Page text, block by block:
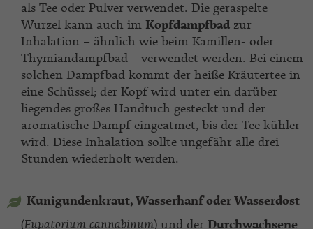
als Tee oder Pulver verwendet. Die geraspelte
Wurzel kann auch im Kopfdampfbad zur
Inhalation – ähnlich wie beim Kamillen- oder
Thymiandampfbad – verwendet werden. Bei einem
solchen Dampfbad kommt der heiße Kräutertee in
eine Schüssel; der Kopf wird unter ein darüber
liegendes großes Handtuch gesteckt und der
aromatische Dampf eingeatmet, bis der Tee kühler
wird. Diese Inhalation sollte ungefähr alle drei
Stunden wiederholt werden.
Kunigundenkraut, Wasserhanf oder Wasserdost
(Eupatorium cannabinum) und der Durchwachsene